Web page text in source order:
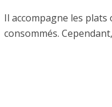
Il accompagne les plats
consommés.